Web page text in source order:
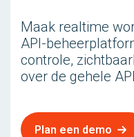
Maak realtime
API-
controle,
over de gehele
Plan een demo